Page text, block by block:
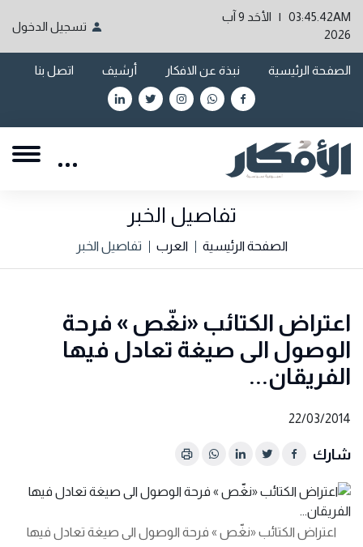
03:45.42AM | الأحَد 9 آب
2026
تسجيل الدخول
الصفحة الرئيسية نبذة عن الافكار أرشيف اتصل بنا
تفاصيل الخبر
الصفحة الرئيسية العرب تفاصيل الخبر
اعتراض الكتائب «نغّص » فرحة
الوصول الى صيغة تعادل فيها
الفريقان...
22/03/2014
شارك
اعتراض الكتائب «نغّص » فرحة الوصول الى صيغة تعادل فيها